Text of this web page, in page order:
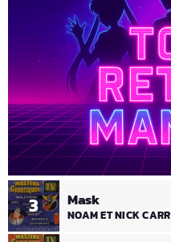
3 Mask
NOAM ET NICK CARR